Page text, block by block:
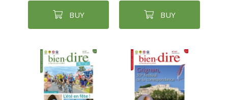
BUY BUY